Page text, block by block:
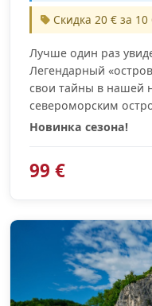
Скидка 20 € за 10
Лучше один раз
Легендарный
свои тайны в нашей
североморским
Новинка сезона!
99 €